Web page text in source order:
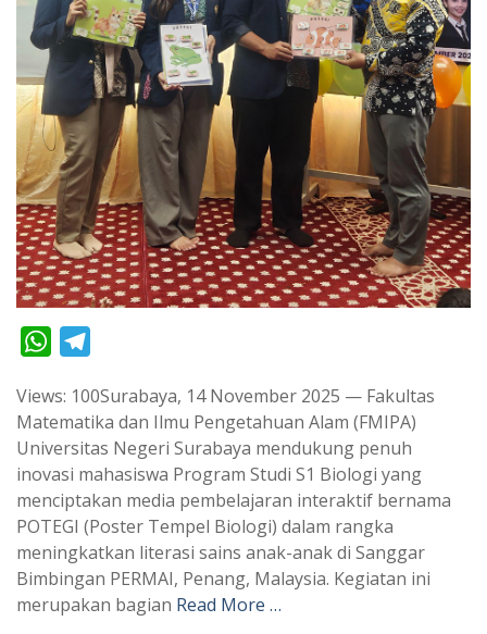
W
a
t
A
p
p
l
e
r
a
m
Views: 100Surabaya, 14 November 2025 — Fakultas
Matematika dan Ilmu Pengetahuan Alam (FMIPA)
Universitas Negeri Surabaya mendukung penuh
inovasi mahasiswa Program Studi S1 Biologi yang
menciptakan media pembelajaran interaktif bernama
POTEGI (Poster Tempel Biologi) dalam rangka
meningkatkan literasi sains anak-anak di Sanggar
Bimbingan PERMAI, Penang, Malaysia. Kegiatan ini
merupakan bagian Read More …